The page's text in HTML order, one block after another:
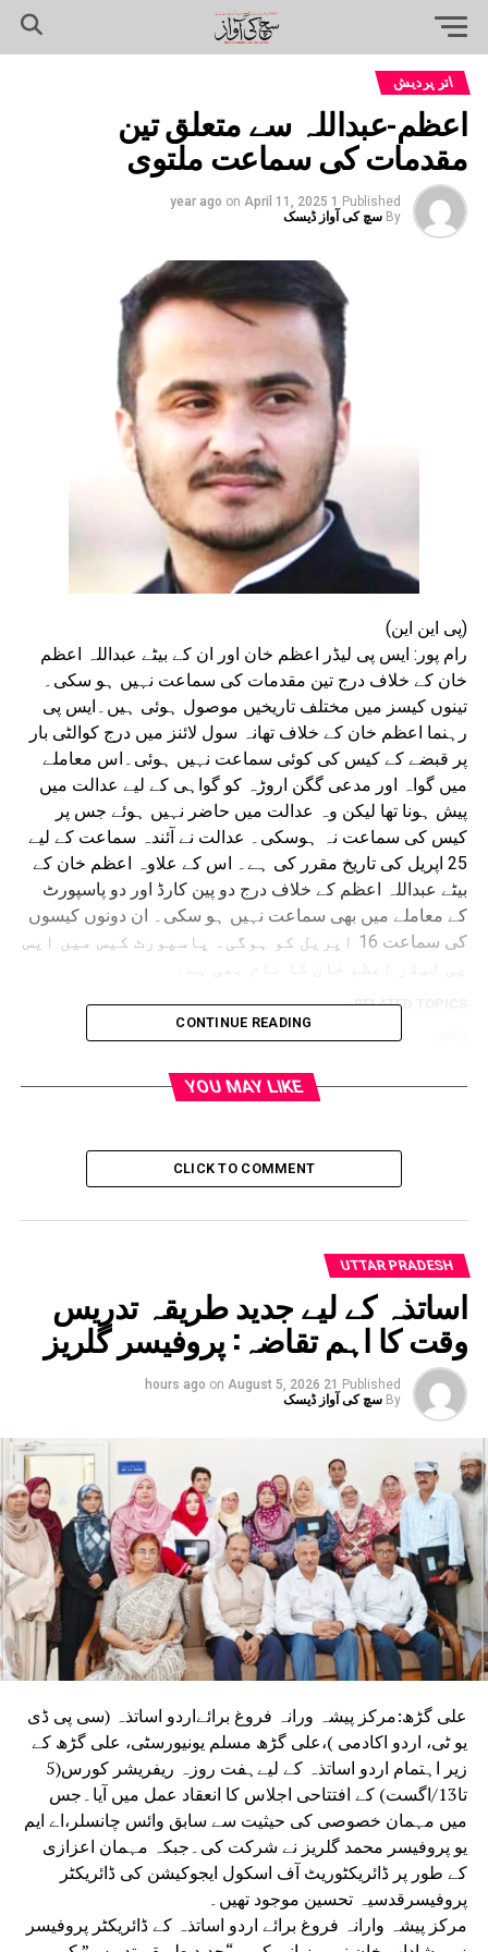
اتر پردیش
اعظم-عبداللہ سے متعلق تین
مقدمات کی سماعت ملتوی
Published
1 year ago
on April 11, 2025
By سچ کی آواز ڈیسک
(پی این این)
رام پور: ایس پی لیڈر اعظم خان اور ان کے بیٹے عبداللہ اعظم
خان کے خلاف درج تین مقدمات کی سماعت نہیں ہو سکی۔
تینوں کیسز میں مختلف تاریخیں موصول ہوئی ہیں۔ایس پی
رہنما اعظم خان کے خلاف تھانہ سول لائنز میں درج کوالٹی بار
پر قبضے کے کیس کی کوئی سماعت نہیں ہوئی۔اس معاملے
میں گواہ اور مدعی گگن اروڑہ کو گواہی کے لیے عدالت میں
پیش ہونا تھا لیکن وہ عدالت میں حاضر نہیں ہوئے جس پر
کیس کی سماعت نہ ہوسکی۔ عدالت نے آئندہ سماعت کے لیے
25 اپریل کی تاریخ مقرر کی ہے۔ اس کے علاوہ اعظم خان کے
بیٹے عبداللہ اعظم کے خلاف درج دو پین کارڈ اور دو پاسپورٹ
کے معاملے میں بھی سماعت نہیں ہو سکی۔ ان دونوں کیسوں
کی سماعت 16 اپریل کو ہوگی۔ پاسپورٹ کیس میں ایس
پی لیڈر اعظم خان کا نام بھی ہے۔
RELATED TOPICS:
مسلسل سرفہرست
CONTINUE READING
YOU MAY LIKE
CLICK TO COMMENT
UTTAR PRADESH
اساتذہ کے لیے جدید طریقہ تدریس
وقت کا اہم تقاضہ: پروفیسر گلریز
Published
21 hours ago
on August 5, 2026
By سچ کی آواز ڈیسک
علی گڑھ:مرکز پیشہ ورانہ فروغ برائےاردو اساتذہ (سی پی ڈی
یو ٹی، اردو اکادمی )،علی گڑھ مسلم یونیورسٹی، علی گڑھ کے
زیر اہتمام اردو اساتذہ کے لیےہفت روزہ ریفریشر کورس(5
تا13/اگست) کے افتتاحی اجلاس کا انعقاد عمل میں آیا۔جس
میں مہمان خصوصی کی حیثیت سے سابق وائس چانسلر،اے ایم
یو پروفیسر محمد گلریز نے شرکت کی۔جبکہ مہمان اعزازی
کے طور پر ڈائریکٹوریٹ آف اسکول ایجوکیشن کی ڈائریکٹر
پروفیسرقدسیہ تحسین موجود تھیں۔
مرکز پیشہ وارانہ فروغ برائے اردو اساتذہ کے ڈائریکٹر پروفیسر